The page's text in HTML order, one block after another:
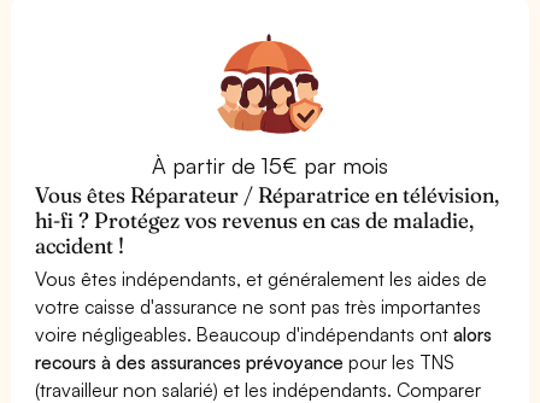
À partir de 15€ par mois
Vous êtes Réparateur / Réparatrice en télévision,
hi-fi ? Protégez vos revenus en cas de maladie,
accident !
Vous êtes indépendants, et généralement les aides de
votre caisse d'assurance ne sont pas très importantes
voire négligeables. Beaucoup d'indépendants ontalors
recours à des assurances prévoyance pour les TNS
(travailleur non salarié) et les indépendants. Comparer